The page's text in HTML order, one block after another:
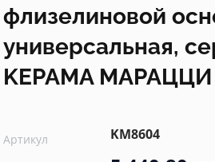
флизелиновой
универсальная,
KЕРАМА МАРАЦЦИ
Артикул KM8604